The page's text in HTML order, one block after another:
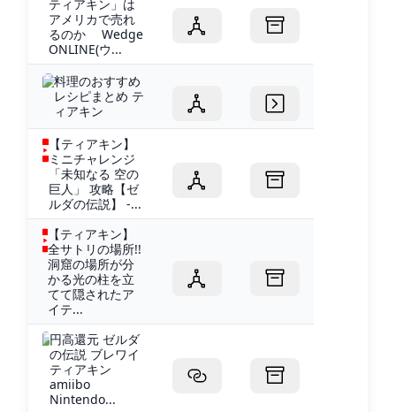
ティアキン」は
アメリカで売れ
るのか Wedge
ONLINE(ウ...
料理のおすすめ
レシピまとめ テ
ィアキン
【ティアキン】
ミニチャレンジ
「未知なる 空の
巨人」 攻略【ゼ
ルダの伝説】 -...
【ティアキン】
全サトリの場所!!
洞窟の場所が分
かる光の柱を立
てて隠されたア
イテ...
円高還元 ゼルダ
の伝説 ブレワイ
ティアキン
amiibo
Nintendo...